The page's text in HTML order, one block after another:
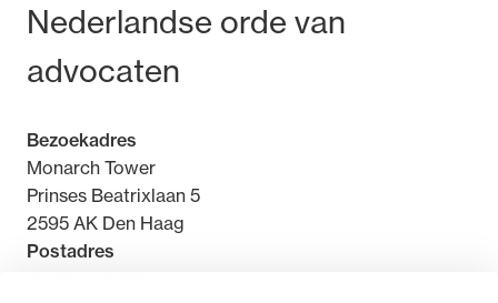
Bezoek- en postadres
Nederlandse orde van
advocaten
Bezoekadres
Monarch Tower
Prinses Beatrixlaan 5
2595 AK Den Haag
Postadres
geheimhoudernummers.